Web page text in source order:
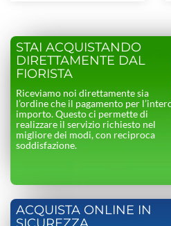
STAI ACQUISTANDO
DIRETTAMENTE DAL
FIORISTA
Riceviamo noi direttamente sia
l’ordine che il pagamento per
importo. Questo ci permette di
realizzare il servizio richiesto nel
migliore dei modi, con reciproca
soddisfazione.
ACQUISTA ONLINE IN